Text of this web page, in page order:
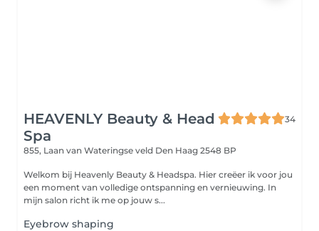
HEAVENLY Beauty & Head
Spa
34
855, Laan van Wateringse veld Den Haag 2548 BP
Welkom bij Heavenly Beauty & Headspa. Hier creëer ik voor jou
een moment van volledige ontspanning en vernieuwing. In
mijn salon richt ik me op jouw s...
Eyebrow shaping